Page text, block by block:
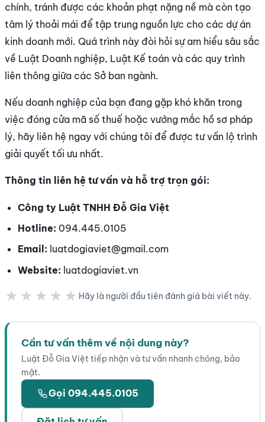
chính, tránh được các khoản phạt nặng nề mà còn tạo
tâm lý thoải mái để tập trung nguồn lực cho các dự án
kinh doanh mới. Quá trình này đòi hỏi sự am hiểu sâu sắc
về Luật Doanh nghiệp, Luật Kế toán và các quy trình
liên thông giữa các Sở ban ngành.
Nếu doanh nghiệp của bạn đang gặp khó khăn trong
việc đóng cửa mã số thuế hoặc vướng mắc hồ sơ pháp
lý, hãy liên hệ ngay với chúng tôi để được tư vấn lộ trình
giải quyết tối ưu nhất.
Thông tin liên hệ tư vấn và hỗ trợ trọn gói:
Công ty Luật TNHH Đỗ Gia Việt
Hotline: 094.445.0105
Email: luatdogiaviet@gmail.com
Website: luatdogiaviet.vn
★★★★★ Hãy là người đầu tiên đánh giá bài viết này.
Cần tư vấn thêm về nội dung này?
Luật Đỗ Gia Việt tiếp nhận và tư vấn nhanh chóng, bảo
mật.
Gọi 094.445.0105